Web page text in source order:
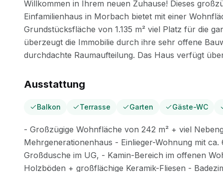
Ausstattung
Balkon Terrasse Garten Gäste-WC